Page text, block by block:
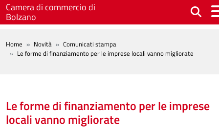
Salta al contenuto principale
Camera di commercio di
Bolzano
BREADCRUMB
Home Novità
Comunicati stampa
Le forme di finanziamento per le imprese locali vanno migliorate
Le forme di finanziamento per le imprese
locali vanno migliorate